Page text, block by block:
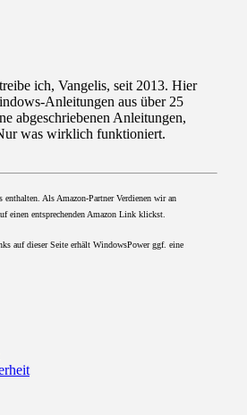
ich, Vangelis, seit 2013. Hier
Anleitungen aus über 25
abgeschriebenen Anleitungen,
was wirklich funktioniert.
Als Amazon-Partner Verdienen wir an
einen entsprechenden Amazon Link klickst.
auf dieser Seite erhält WindowsPower ggf. eine